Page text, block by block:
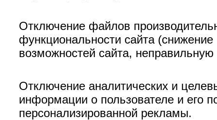
Отключение файлов
функциональности сайта (снижение
возможностей сайта,
Отключение аналитических и
информации о пользователе и его
персонализированной рекламы.